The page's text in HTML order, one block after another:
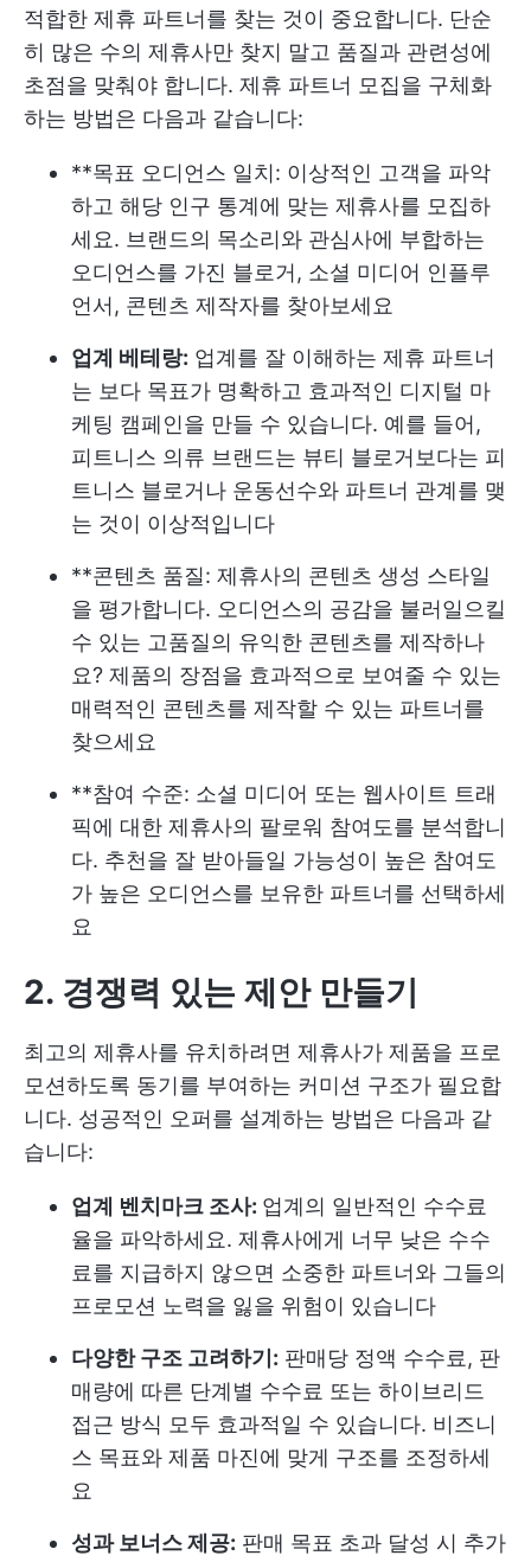
적합한 제휴 파트너를 찾는 것이 중요합니다. 단순
히 많은 수의 제휴사만 찾지 말고 품질과 관련성에
초점을 맞춰야 합니다. 제휴 파트너 모집을 구체화
하는 방법은 다음과 같습니다:
**목표 오디언스 일치: 이상적인 고객을 파악
하고 해당 인구 통계에 맞는 제휴사를 모집하
세요. 브랜드의 목소리와 관심사에 부합하는
오디언스를 가진 블로거, 소셜 미디어 인플루
언서, 콘텐츠 제작자를 찾아보세요
업계 베테랑: 업계를 잘 이해하는 제휴 파트너
는 보다 목표가 명확하고 효과적인 디지털 마
케팅 캠페인을 만들 수 있습니다. 예를 들어,
피트니스 의류 브랜드는 뷰티 블로거보다는 피
트니스 블로거나 운동선수와 파트너 관계를 맺
는 것이 이상적입니다
**콘텐츠 품질: 제휴사의 콘텐츠 생성 스타일
을 평가합니다. 오디언스의 공감을 불러일으킬
수 있는 고품질의 유익한 콘텐츠를 제작하나
요? 제품의 장점을 효과적으로 보여줄 수 있는
매력적인 콘텐츠를 제작할 수 있는 파트너를
찾으세요
**참여 수준: 소셜 미디어 또는 웹사이트 트래
픽에 대한 제휴사의 팔로워 참여도를 분석합니
다. 추천을 잘 받아들일 가능성이 높은 참여도
가 높은 오디언스를 보유한 파트너를 선택하세
요
2. 경쟁력 있는 제안 만들기
최고의 제휴사를 유치하려면 제휴사가 제품을 프로
모션하도록 동기를 부여하는 커미션 구조가 필요합
니다. 성공적인 오퍼를 설계하는 방법은 다음과 같
습니다:
업계 벤치마크 조사: 업계의 일반적인 수수료
율을 파악하세요. 제휴사에게 너무 낮은 수수
료를 지급하지 않으면 소중한 파트너와 그들의
프로모션 노력을 잃을 위험이 있습니다
다양한 구조 고려하기: 판매당 정액 수수료, 판
매량에 따른 단계별 수수료 또는 하이브리드
접근 방식 모두 효과적일 수 있습니다. 비즈니
스 목표와 제품 마진에 맞게 구조를 조정하세
요
성과 보너스 제공: 판매 목표 초과 달성 시 추가